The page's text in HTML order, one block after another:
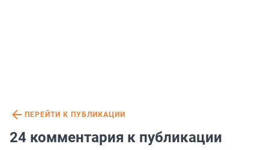
ПЕРЕЙТИ К ПУБЛИКАЦИИ
24 комментария к публикации